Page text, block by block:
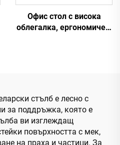
Офис стол с висока
облегалка, ергономичен,
стълб е лесно с
за поддръжка, която е
ви изглеждащ
повърхността с мек,
на праха и частици. За